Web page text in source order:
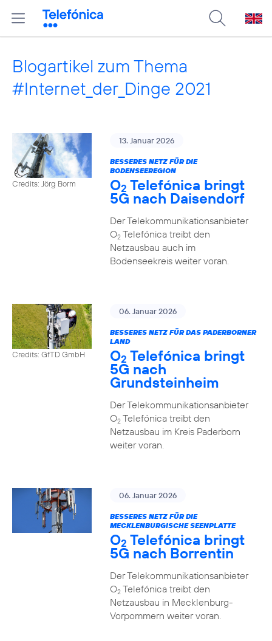
Blogartikel zum Thema
#Internet_der_Dinge 2021
Credits: Jörg Borm
13. Januar 2026
BESSERES NETZ FÜR DIE
BODENSEEREGION
O2 Telefónica bringt
5G nach Daisendorf
Der Telekommunikationsanbieter
O2Telefónica treibt den
Netzausbau auch im
Bodenseekreis weiter voran.
Credits: GfTD GmbH
06. Januar 2026
BESSERES NETZ FÜR DAS PADERBORNER
LAND
O2 Telefónica bringt
5G nach
Grundsteinheim
Der Telekommunikationsanbieter
O2Telefónica treibt den
Netzausbau im Kreis Paderborn
weiter voran.
06. Januar 2026
BESSERES NETZ FÜR DIE
MECKLENBURGISCHE SEENPLATTE
O2 Telefónica bringt
5G nach Borrentin
Der Telekommunikationsanbieter
O2Telefónica treibt den
Netzausbau in Mecklenburg-
Vorpommern weiter voran.